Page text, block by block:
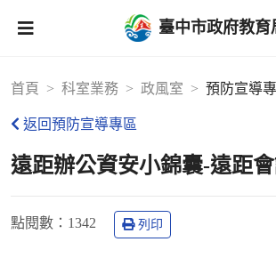
臺中市政府教育
首頁 科室業務 政風室 預防宣導
返回預防宣導專區
遠距辦公資安小錦囊-遠距
點閱數 ：1342 列印